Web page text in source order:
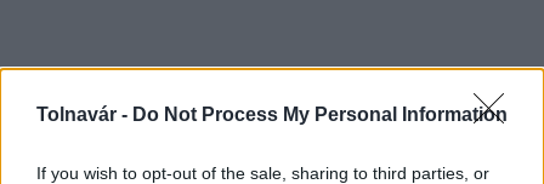
Tolnavár - Do Not Process My Personal Information
If you wish to opt-out of the sale, sharing to third parties, or